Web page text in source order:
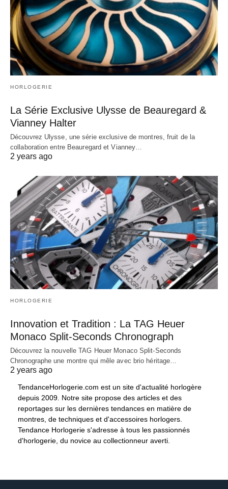
HORLOGERIE
La Série Exclusive Ulysse de Beauregard &
Vianney Halter
Découvrez Ulysse, une série exclusive de montres, fruit de la
collaboration entre Beauregard et Vianney…
2 years ago
HORLOGERIE
Innovation et Tradition : La TAG Heuer
Monaco Split-Seconds Chronograph
Découvrez la nouvelle TAG Heuer Monaco Split-Seconds
Chronographe une montre qui mêle avec brio héritage…
2 years ago
TendanceHorlogerie.com est un site d'actualité horlogère
depuis 2009. Notre site propose des articles et des
reportages sur les dernières tendances en matière de
montres, de techniques et d'accessoires horlogers.
Tendance Horlogerie s'adresse à tous les passionnés
d'horlogerie, du novice au collectionneur averti.